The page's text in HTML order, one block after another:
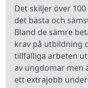
Det skiljer över
det bästa och
Bland de sämre
krav på utbildning
tillfälliga arbeten
av ungdomar men
ett extrajobb